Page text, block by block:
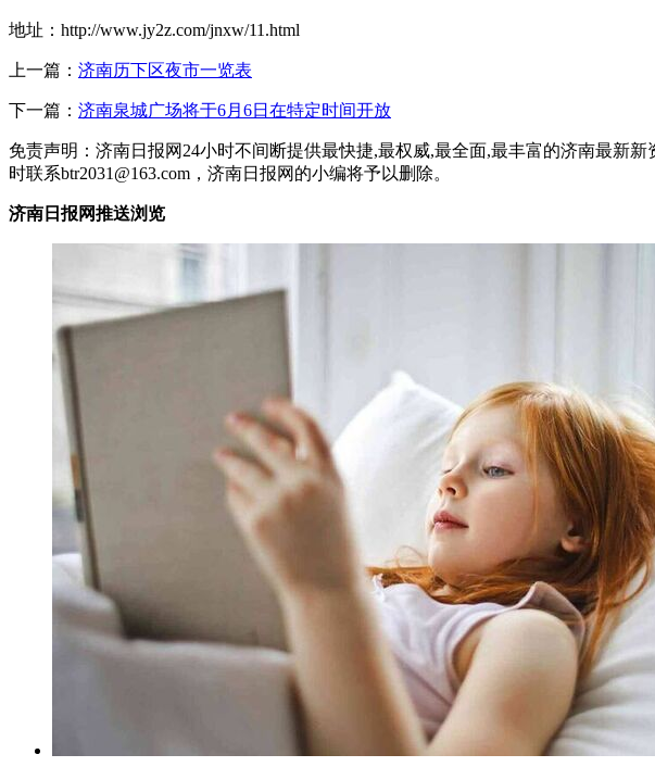
地址：http://www.jy2z.com/jnxw/11.html
上一篇： 济南历下区夜市一览表
下一篇： 济南泉城广场将于6月6日在特定时间开放
免责声明：济南日报网24小时不间断提供最快捷,最权威,最全面,最丰富的济南最新
时联系btr2031@163.com，济南日报网的小编将予以删除。
济南日报网推送浏览